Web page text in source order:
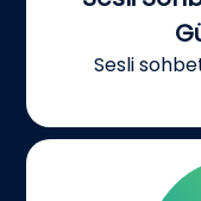
Sesli